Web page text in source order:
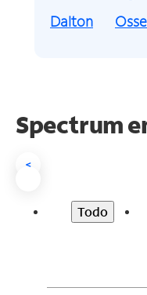
Dalton
Spectrum
<
Todo